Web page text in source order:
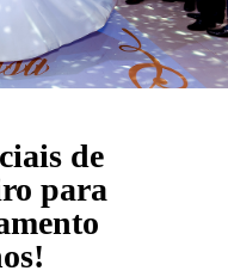
de
para